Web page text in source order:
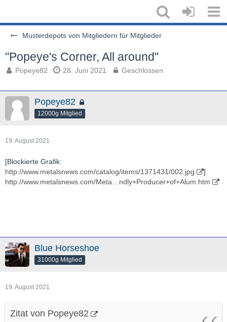
Musterdepots von Mitgliedern für Mitglieder
"Popeye's Corner, All around"
Popeye82 28. Juni 2021 Geschlossen
Popeye82
12000g Mitglied
19. August 2021
[Blockierte Grafik:
http://www.metalsnews.com/catalog/items/1371431/002.jpg
]
http://www.metalsnews.com/Meta…ndly+Producer+of+Alum.htm
Blue Horseshoe
31000g Mitglied
19. August 2021
Zitat von Popeye82